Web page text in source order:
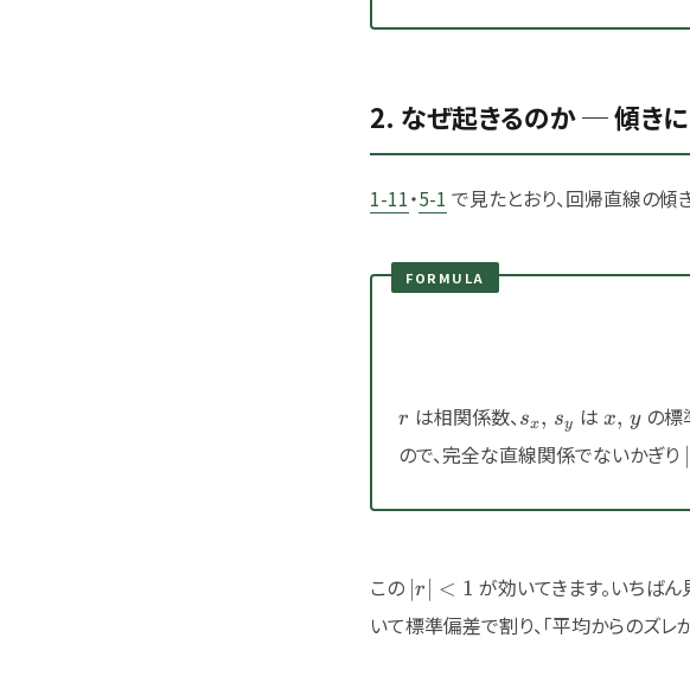
2. なぜ起きるのか ─ 傾き
1-11・5-1 で見たとおり、回帰直線の傾
FORMULA
r
r は相関係数、 s_x,\,s_y
sx, sy は x,\,y
x, y の標
ので、完全な直線関係でないかぎり
この |r|
<1
r < 1 が効いてきます。いちばん
いて標準偏差で割り、「平均からのズ